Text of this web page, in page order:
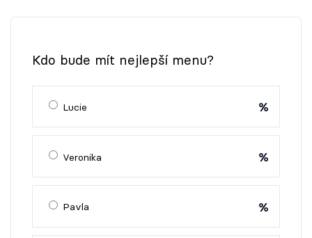
Kdo bude mít nejlepší menu?
Lucie %
Veronika %
Pavla %